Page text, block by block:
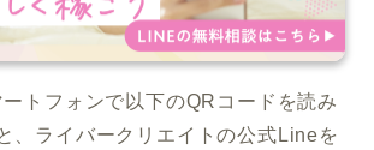
トフォンで以下のQRコードを読み
、ライバークリエイトの公式Lineを